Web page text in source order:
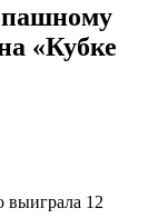
«Кубке